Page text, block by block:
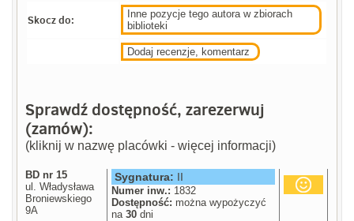
Skocz do:
Inne pozycje tego autora w zbiorach
biblioteki
Dodaj recenzje, komentarz
Sprawdź dostępność, zarezerwuj
(zamów):
(kliknij w nazwę placówki - więcej informacji)
BD nr 15
ul. Władysława
Broniewskiego
9A
Sygnatura: II
Numer inw.: 1832
Dostępność: można wypożyczyć
na30 dni